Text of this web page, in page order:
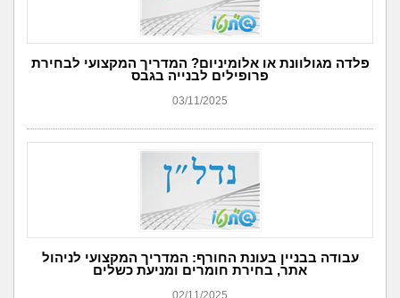
פלדה מגולוונת או אלומיניום? המדריך המקצועי לבחירת
פרופילים לבנייה בגבס
03/11/2025
עבודה בבניין בעונת החורף: המדריך המקצועי לניהול
אתר, בחירת חומרים ומניעת כשלים
02/11/2025